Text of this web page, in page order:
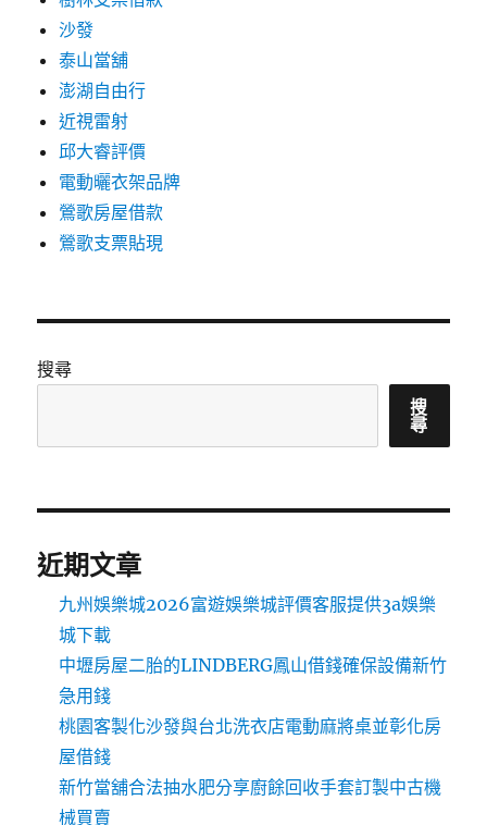
沙發
泰山當舖
澎湖自由行
近視雷射
邱大睿評價
電動曬衣架品牌
鶯歌房屋借款
鶯歌支票貼現
搜尋
搜
尋
近期文章
九州娛樂城2026富遊娛樂城評價客服提供3a娛樂
城下載
中壢房屋二胎的LINDBERG鳳山借錢確保設備新竹
急用錢
桃園客製化沙發與台北洗衣店電動麻將桌並彰化房
屋借錢
新竹當舖合法抽水肥分享廚餘回收手套訂製中古機
械買賣